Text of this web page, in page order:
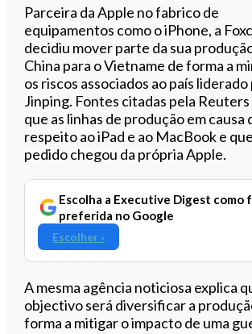
Ouvir este artigo
Parceira da Apple no fabrico de
equipamentos como o iPhone, a
decidiu mover parte da sua
China para o Vietname de forma a
os riscos associados ao país liderado
Jinping. Fontes citadas pela
que as linhas de produção em causa
respeito ao iPad e ao MacBook e
pedido chegou da própria Apple.
Escolha a Executive Digest como
preferida no Google
Escolher ›
A mesma agência noticiosa explica
objectivo será diversificar a
forma a mitigar o impacto de uma